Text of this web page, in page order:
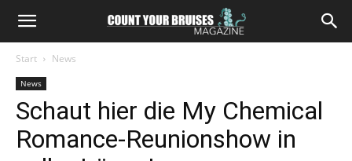
Start News
News
Schaut hier die My Chemical
Romance-Reunionshow in